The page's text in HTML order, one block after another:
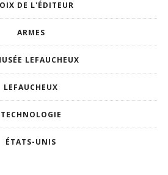
DE L'ÉDITEUR
ARMES
LEFAUCHEUX
LEFAUCHEUX
TECHNOLOGIE
ÉTATS-UNIS